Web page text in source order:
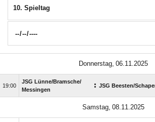
10. Spieltag
 

JSG Lünne/​Bramsche/​
Messingen
: JSG Beesten/​
 